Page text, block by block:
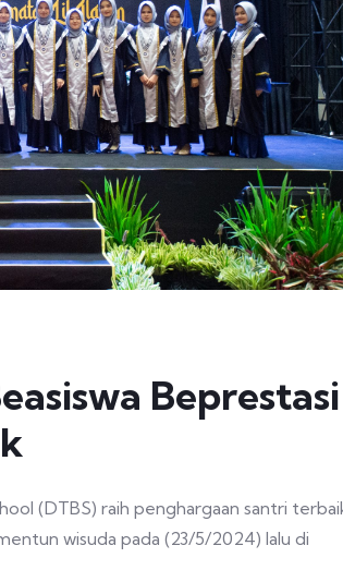
Beprestasi
(DTBS) raih penghargaan santri
wisuda pada (23/5/2024) lalu di